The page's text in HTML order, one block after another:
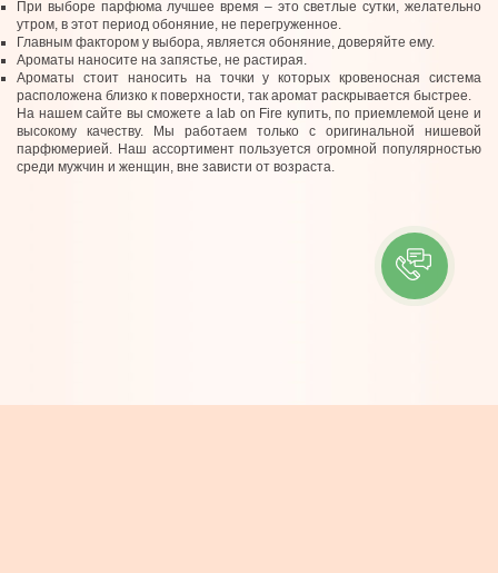
При выборе парфюма лучшее время – это светлые сутки, желательно
утром, в этот период обоняние, не перегруженное.
Главным фактором у выбора, является обоняние, доверяйте ему.
Ароматы наносите на запястье, не растирая.
Ароматы стоит наносить на точки у которых кровеносная система
расположена близко к поверхности, так аромат раскрывается быстрее.
На нашем сайте вы сможете a lab on Fire купить, по приемлемой цене и
высокому качеству. Мы работаем только с оригинальной нишевой
парфюмерией. Наш ассортимент пользуется огромной популярностью
среди мужчин и женщин, вне зависти от возраста.